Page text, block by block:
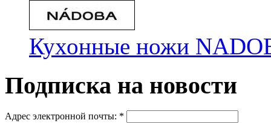
Кухонные ножи
Подписка на новости
Адрес электронной почты: *